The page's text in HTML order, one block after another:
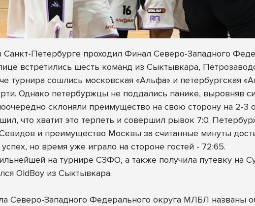
Санкт-Петербурге проходил Финал Северо-Западного
встретились шесть команд из Сыктывкара,
турнира сошлись московская «Альфа» и петербургская
Однако петербуржцы не поддались панике, выровняв
склоняли преимущество на свою сторону на 2-3
что хватит это терпеть и совершил рывок 7:0.
и преимущество Москвы за считанные минуты
но время уже играло на стороне гостей - 72:65.
на турнире СЗФО, а также получила путевку
OldBoy из Сыктывкара.
Северо-Западного Федерального округа МЛБЛ названы